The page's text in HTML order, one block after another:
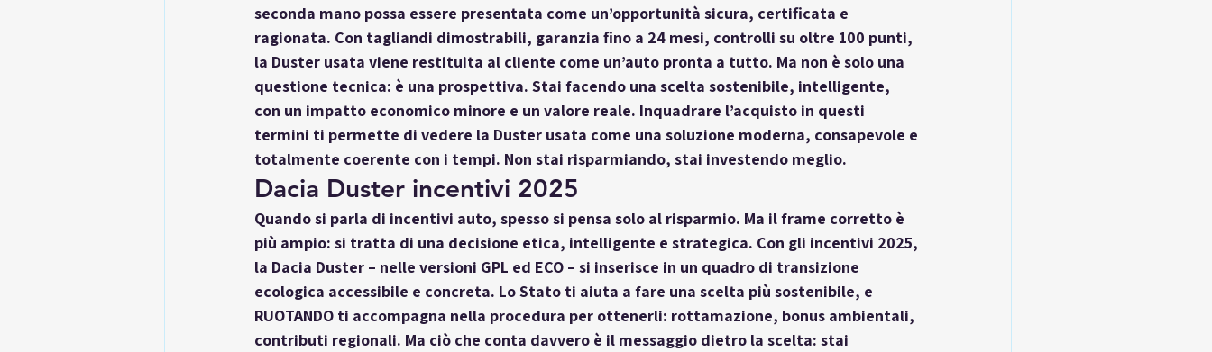
seconda mano possa essere presentata come un’opportunità sicura, certificata e
ragionata. Con tagliandi dimostrabili, garanzia fino a 24 mesi, controlli su oltre 100 punti,
la Duster usata viene restituita al cliente come un’auto pronta a tutto. Ma non è solo una
questione tecnica: è una prospettiva. Stai facendo una scelta sostenibile, intelligente,
con un impatto economico minore e un valore reale. Inquadrare l’acquisto in questi
termini ti permette di vedere la Duster usata come una soluzione moderna, consapevole e
totalmente coerente con i tempi. Non stai risparmiando, stai investendo meglio.
Dacia Duster incentivi 2025
Quando si parla di incentivi auto, spesso si pensa solo al risparmio. Ma il frame corretto è
più ampio: si tratta di una decisione etica, intelligente e strategica. Con gli incentivi 2025,
la Dacia Duster – nelle versioni GPL ed ECO – si inserisce in un quadro di transizione
ecologica accessibile e concreta. Lo Stato ti aiuta a fare una scelta più sostenibile, e
RUOTANDO ti accompagna nella procedura per ottenerli: rottamazione, bonus ambientali,
contributi regionali. Ma ciò che conta davvero è il messaggio dietro la scelta: stai